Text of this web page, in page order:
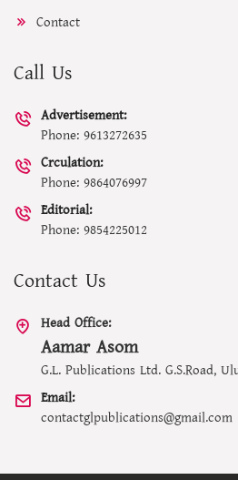
Contact
Call Us
Advertisement:
Phone: 9613272635
Crculation:
Phone: 9864076997
Editorial:
Phone: 9854225012
Contact Us
Head Office:
Aamar Asom
G.L. Publications Ltd. G.S.Road,
Email:
contactglpublications@gmail.com